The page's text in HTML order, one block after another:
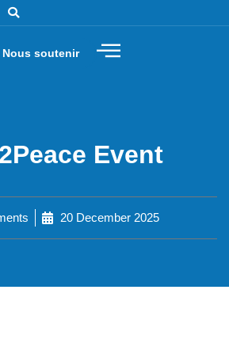
Nous soutenir
Event
20 December 2025